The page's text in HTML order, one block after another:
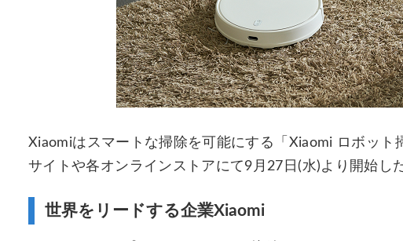
Xiaomiはスマートな掃除を可能にする「Xiaomi ロボッ
サイトや各オンラインストアにて9月27日(水)より開始した
世界をリードする企業Xiaomi